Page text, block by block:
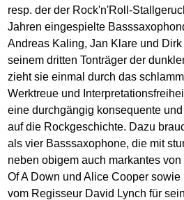
resp. der der Rock'n'Roll-
Jahren eingespielte
Andreas Kaling, Jan Klare und
seinem dritten Tonträger der
zieht sie einmal durch das
Werktreue und
eine durchgängig konsequente
auf die Rockgeschichte. Dazu
als vier Basssaxophone, die mit
neben obigem auch markantes
Of A Down und Alice Cooper sowie
vom Regisseur David Lynch für